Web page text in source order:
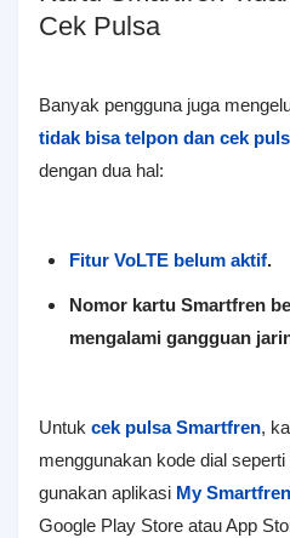
Cek Pulsa
Banyak pengguna juga
tidak bisa telpon dan cek
dengan dua hal:
Fitur VoLTE belum aktif.
Nomor kartu Smartfren
mengalami gangguan
Untuk cek pulsa Smartfren,
menggunakan kode dial
gunakan aplikasi My Smartfren
Google Play Store atau App